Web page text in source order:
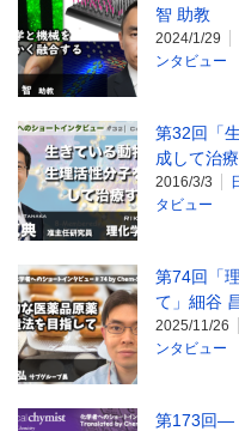
智 助教
2024/1/29
ンタビュー
第32回「
成して治
2016/3/3
タビュー
第74回「
て」細谷
2025/11/26
ンタビュー
第173回―